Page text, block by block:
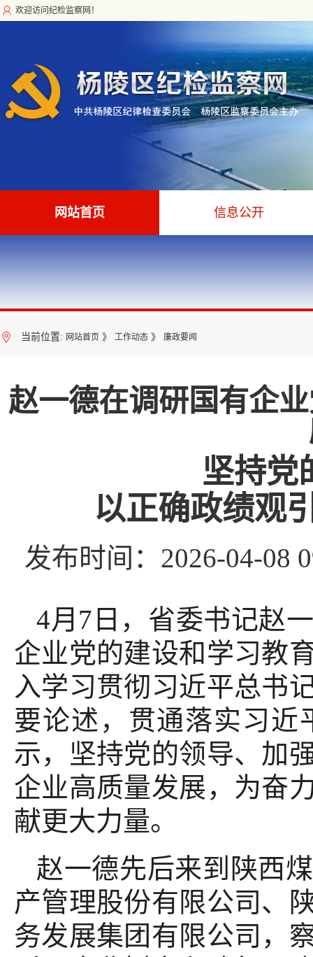
欢迎访问纪检监察网！
网站首页 信息公开
当前位置: 网站首页 》 工作动态 》 廉政要闻
赵一德在调研国有企
坚持党
以正确政绩观
发布时间：2026-04-
4月7日，省委书记赵
企业党的建设和学习教
入学习贯彻习近平总书
要论述，贯通落实习近
示，坚持党的领导、加
企业高质量发展，为奋
献更大力量。
赵一德先后来到陕西
产管理股份有限公司、
务发展集团有限公司，